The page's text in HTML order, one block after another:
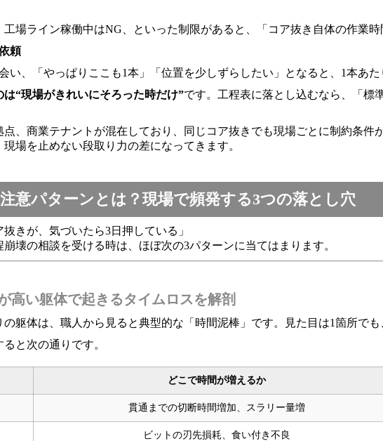
場ライン稼働中はNG、といった制限があると、「コア抜き自体の作業
頼
い、「やっぱりここも1本」「位置を少しずらしたい」となると、1本あ
は“現場がきれいにそろった時だけ”です。工程表に落とし込むなら、「標
、商業テナントが混在しており、同じコア抜きでも現場ごとに制約条
場を止めない段取り力の差になってきます。
意パターンとは？現場で頻発する3つの落とし穴
きが、気づいたら3日押している」
壊の相談を受ける時は、ほぼ次の3パターンに当てはまります。
高い躯体で起きるタイムロスを解剖
躯体は、職人から見ると典型的な「時間泥棒」です。見た目は1箇所で
と次の通りです。
どこで時間が増えるか
貫通までの切断時間増加、スラリー量増
ビットの刃先損耗、食い付き不良